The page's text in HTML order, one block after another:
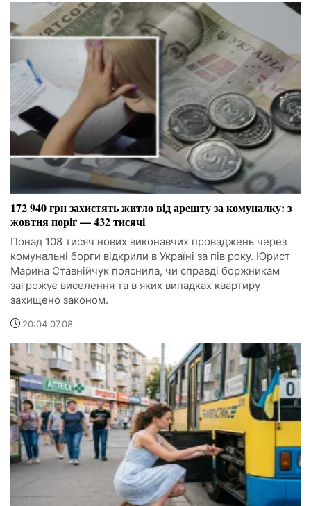
172 940 грн захистять житло від арешту за комуналку: з
жовтня поріг — 432 тисячі
Понад 108 тисяч нових виконавчих проваджень через
комунальні борги відкрили в Україні за пів року. Юрист
Марина Ставнійчук пояснила, чи справді боржникам
загрожує виселення та в яких випадках квартиру
захищено законом.
20:04 07.08